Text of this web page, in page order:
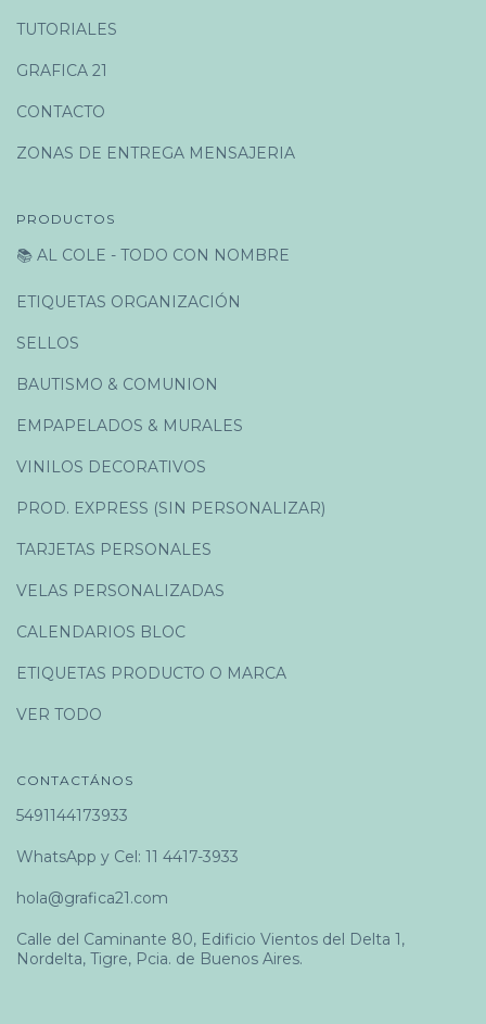
TUTORIALES
GRAFICA 21
CONTACTO
ZONAS DE ENTREGA MENSAJERIA
PRODUCTOS
📚 AL COLE - TODO CON NOMBRE
ETIQUETAS ORGANIZACIÓN
SELLOS
BAUTISMO & COMUNION
EMPAPELADOS & MURALES
VINILOS DECORATIVOS
PROD. EXPRESS (SIN PERSONALIZAR)
TARJETAS PERSONALES
VELAS PERSONALIZADAS
CALENDARIOS BLOC
ETIQUETAS PRODUCTO O MARCA
VER TODO
CONTACTÁNOS
5491144173933
WhatsApp y Cel: 11 4417-3933
hola@grafica21.com
Calle del Caminante 80, Edificio Vientos del Delta 1,
Nordelta, Tigre, Pcia. de Buenos Aires.